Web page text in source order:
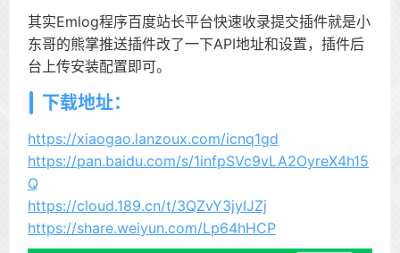
其实Emlog程序百度站长平台快速收录提交插件就是小
东哥的熊掌推送插件改了一下API地址和设置，插件后
台上传安装配置即可。
下载地址：
https://xiaogao.lanzoux.com/icnq1gd
https://pan.baidu.com/s/1infpSVc9vLA2OyreX4h15
Q
https://cloud.189.cn/t/3QZvY3jyIJZj
https://share.weiyun.com/Lp64hHCP